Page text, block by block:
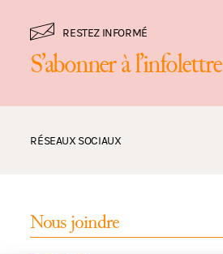
RESTEZ INFORMÉ
S’abonner à l’infolettre
RÉSEAUX SOCIAUX
Nous joindre